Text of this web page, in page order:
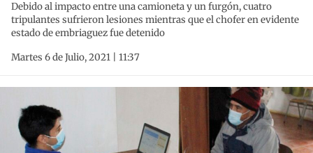
Debido al impacto entre una camioneta y un furgón, cuatro
tripulantes sufrieron lesiones mientras que el chofer en evidente
estado de embriaguez fue detenido
Martes 6 de Julio, 2021 | 11:37